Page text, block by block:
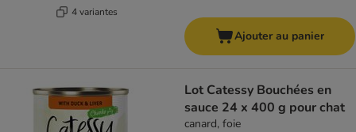
4 variantes
Ajouter au panier
Lot Catessy Bouchées en
sauce 24 x 400 g pour chat
canard, foie